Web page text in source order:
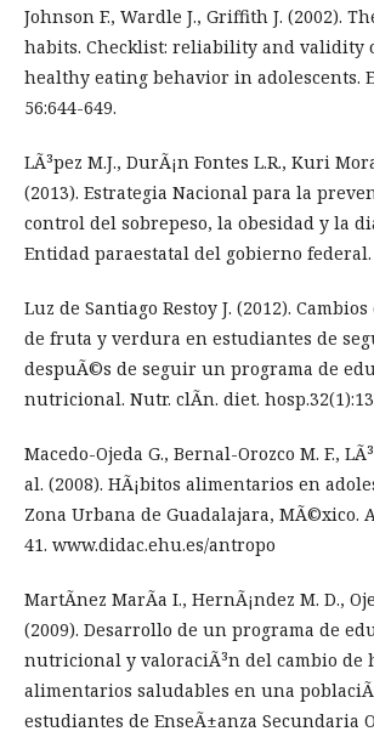
Johnson F., Wardle J., Griffith J. (2002).
habits. Checklist: reliability and validity
healthy eating behavior in adolescents.
56:644-649.
LÃ³pez M.J., DurÃ¡n Fontes L.R., Kuri
(2013). Estrategia Nacional para la
control del sobrepeso, la obesidad y la
Entidad paraestatal del gobierno federal.
Luz de Santiago Restoy J. (2012).
de fruta y verdura en estudiantes de
despuÃ©s de seguir un programa de
nutricional. Nutr. clÃ­n. diet.
Macedo-Ojeda G., Bernal-Orozco M. F.,
al. (2008). HÃ¡bitos alimentarios en
Zona Urbana de Guadalajara, MÃ©xico.
41. www.didac.ehu.es/antropo
MartÃ­nez MarÃ­a I., HernÃ¡ndez M. D.,
(2009). Desarrollo de un programa de
nutricional y valoraciÃ³n del cambio de
alimentarios saludables en una
estudiantes de EnseÃ±anza Secundaria